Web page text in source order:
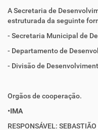
A Secretaria de
estruturada da seguinte
- Secretaria Municipal de
- Departamento de
- Divisão de
Orgãos de cooperação.
•IMA
RESPONSÁVEL: